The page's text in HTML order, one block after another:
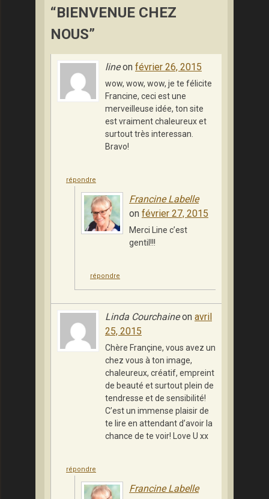
“BIENVENUE CHEZ
NOUS”
lineon février 26, 2015
wow, wow, wow, je te félicite
Francine, ceci est une
merveilleuse idée, ton site
est vraiment chaleureux et
surtout très interessan.
Bravo!
répondre
Francine Labelle
on février 27, 2015
Merci Line c’est
gentil!!!
répondre
Linda Courchaineon avril
25, 2015
Chère Françine, vous avez un
chez vous à ton image,
chaleureux, créatif, empreint
de beauté et surtout plein de
tendresse et de sensibilité!
C’est un immense plaisir de
te lire en attendant d’avoir la
chance de te voir! Love U xx
répondre
Francine Labelle